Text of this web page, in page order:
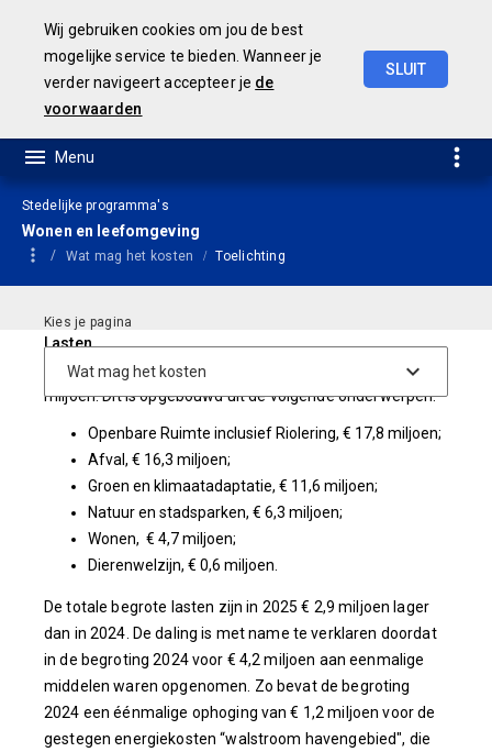
Wij gebruiken cookies om jou de best
mogelijke service te bieden. Wanneer je
verder navigeert accepteer je de
voorwaarden
SLUIT
Stedelijke programma's
Wonen en leefomgeving
Wat mag het kosten Toelichting
Lasten
De lasten voor 2025 zijn in totaal begroot op € 57,3
miljoen. Dit is opgebouwd uit de volgende onderwerpen:
Openbare Ruimte inclusief Riolering, € 17,8 miljoen;
Afval, € 16,3 miljoen;
Groen en klimaatadaptatie, € 11,6 miljoen;
Natuur en stadsparken, € 6,3 miljoen;
Wonen, € 4,7 miljoen;
Dierenwelzijn, € 0,6 miljoen.
De totale begrote lasten zijn in 2025 € 2,9 miljoen lager
dan in 2024. De daling is met name te verklaren doordat
in de begroting 2024 voor € 4,2 miljoen aan eenmalige
middelen waren opgenomen. Zo bevat de begroting
2024 een éénmalige ophoging van € 1,2 miljoen voor de
gestegen energiekosten “walstroom havengebied", die